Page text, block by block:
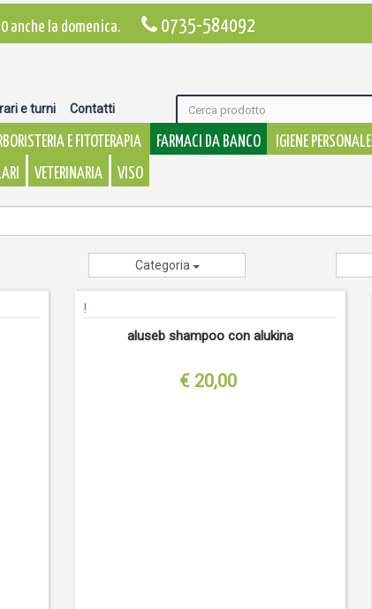
anche la domenica. 0735-584092
e turni Contatti
E FITOTERAPIA FARMACI DA BANCO IGIENE PERSONALE
VETERINARIA VISO
Categoria
!
aluseb shampoo con alukina
€ 20,00